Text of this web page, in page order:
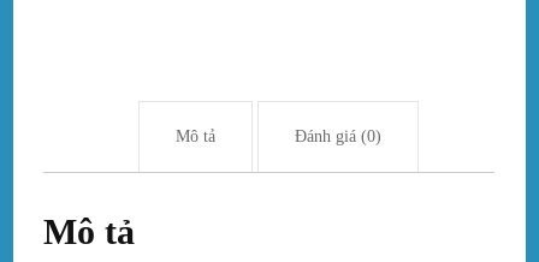
Mô tả Đánh giá (0)
Mô tả